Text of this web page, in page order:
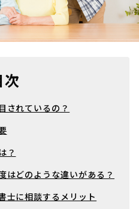
次
されているの？
？
はどのような違いがある？
士に相談するメリット